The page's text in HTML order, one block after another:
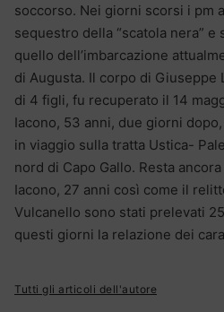
soccorso. Nei giorni scorsi i pm
sequestro della “scatola nera” e
quello dell’imbarcazione
di Augusta. Il corpo di Giuseppe
di 4 figli, fu recuperato il 14
Iacono, 53 anni, due giorni
in viaggio sulla tratta Ustica-
nord di Capo Gallo. Resta
Iacono, 27 anni così come il
Vulcanello sono stati prelevati
questi giorni la relazione dei
Tutti gli articoli dell'autore